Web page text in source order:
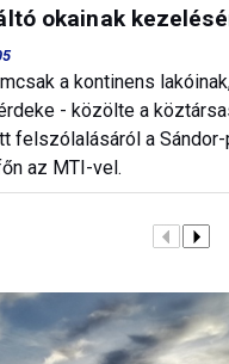
okainak
a kontinens
- közölte a
felszólalásáról a Sándor-
az MTI-vel.